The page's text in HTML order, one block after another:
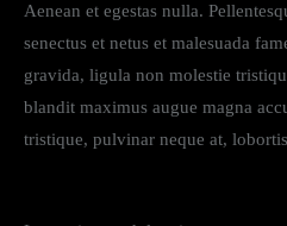
Aenean et egestas nulla.
senectus et netus et malesuada
gravida, ligula non molestie
blandit maximus augue magna
tristique, pulvinar neque at,